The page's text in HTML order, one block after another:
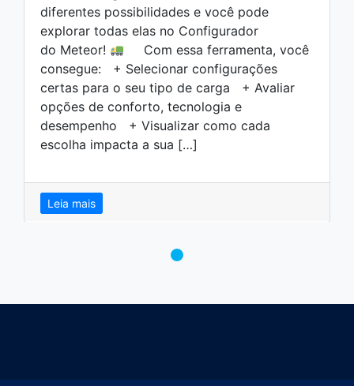
diferentes possibilidades e você pode
explorar todas elas no Configurador
do Meteor!
Com essa ferramenta, você
consegue: + Selecionar configurações
certas para o seu tipo de carga + Avaliar
opções de conforto, tecnologia e
desempenho + Visualizar como cada
escolha impacta a sua […]
Leia mais